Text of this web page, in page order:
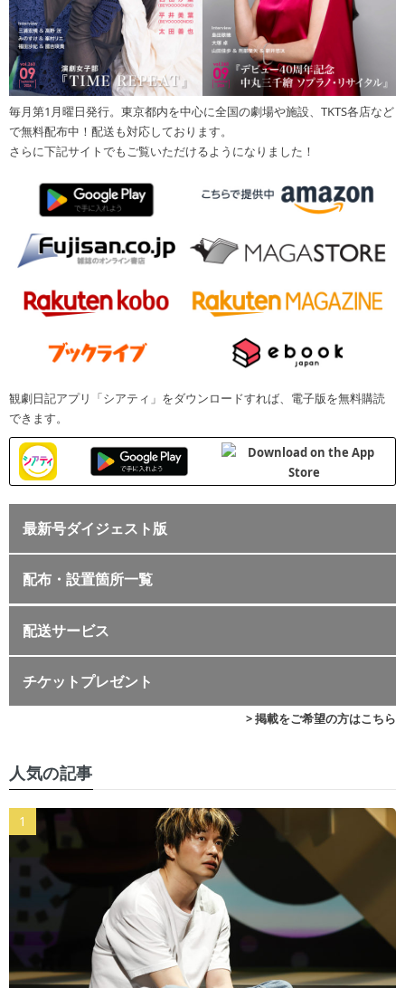
毎月第1月曜日発行。東京都内を中心に全国の劇場や施設、TKTS各店など
で無料配布中！配送も対応しております。
さらに下記サイトでもご覧いただけるようになりました！
観劇日記アプリ「シアティ」をダウンロードすれば、電子版を無料購読
できます。
最新号ダイジェスト版
配布・設置箇所一覧
配送サービス
チケットプレゼント
> 掲載をご希望の方はこちら
人気の記事